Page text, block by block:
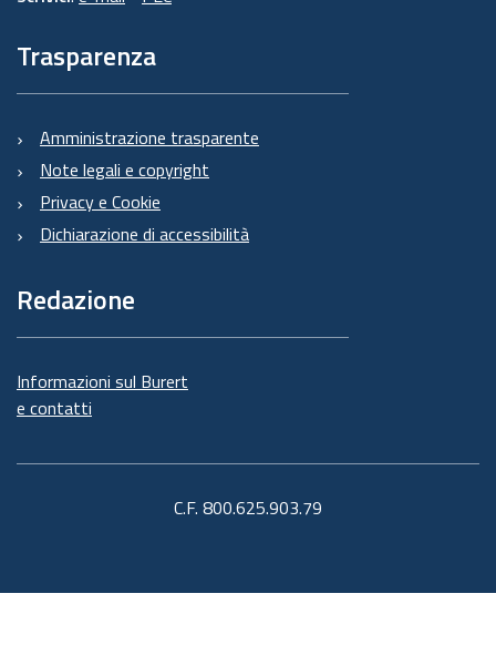
Trasparenza
Amministrazione trasparente
Note legali e copyright
Privacy e Cookie
Dichiarazione di accessibilità
Redazione
Informazioni sul Burert
e contatti
C.F. 800.625.903.79